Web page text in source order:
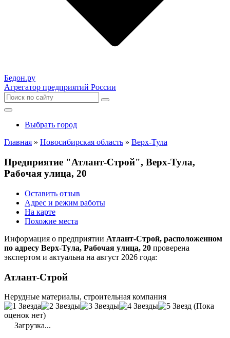
Бедон.ру
Агрегатор предприятий России
Выбрать город
Главная » Новосибирская область » Верх-Тула
Предприятие "Атлант-Строй", Верх-Тула,
Рабочая улица, 20
Оставить отзыв
Адрес и режим работы
На карте
Похожие места
Информация о предприятии Атлант-Строй, расположенном
по адресу Верх-Тула, Рабочая улица, 20 проверена
экспертом и актуальна на август 2026 года:
Атлант-Строй
Нерудные материалы, строительная компания
(Пока
оценок нет)
Загрузка...